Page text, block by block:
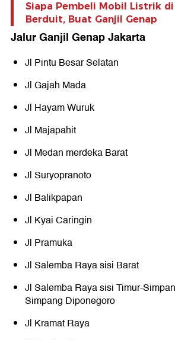
Siapa Pembeli Mobil Listrik
Berduit, Buat Ganjil Genap
Jalur Ganjil Genap Jakarta
Jl Pintu Besar Selatan
Jl Gajah Mada
Jl Hayam Wuruk
Jl Majapahit
Jl Medan merdeka Barat
Jl Suryopranoto
Jl Balikpapan
Jl Kyai Caringin
Jl Pramuka
Jl Salemba Raya sisi Barat
Jl Salemba Raya sisi Timur-
Simpang Diponegoro
Jl Kramat Raya